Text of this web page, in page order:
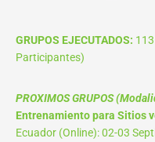
GRUPOS EJECUTADOS:
Participantes)
PROXIMOS GRUPOS
Entrenamiento para Sitios
Ecuador (Online): 02-03